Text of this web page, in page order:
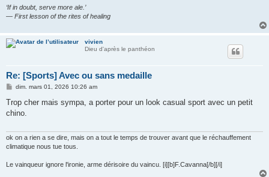
‘If in doubt, serve more ale.’
— First lesson of the rites of healing
vivien
Dieu d'après le panthéon
Re: [Sports] Avec ou sans medaille
M
s
a
dim. mars 01, 2026 10:26 am
Trop cher mais sympa, a porter pour un look casual sport avec un petit
chino.
ok on a rien a se dire, mais on a tout le temps de trouver avant que le réchauffement
climatique nous tue tous.
Le vainqueur ignore l'ironie, arme dérisoire du vaincu. [i][b]F.Cavanna[/b][/i]